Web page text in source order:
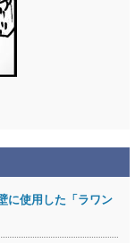
に使用した「ラワン